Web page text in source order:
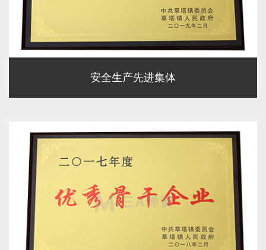
安全生产先进集体